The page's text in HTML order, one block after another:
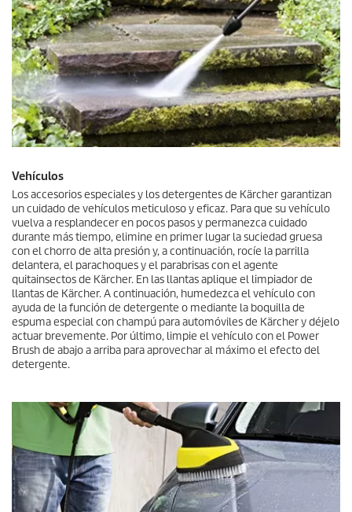
Vehículos
Los accesorios especiales y los detergentes de Kärcher garantizan
un cuidado de vehículos meticuloso y eficaz. Para que su vehículo
vuelva a resplandecer en pocos pasos y permanezca cuidado
durante más tiempo, elimine en primer lugar la suciedad gruesa
con el chorro de alta presión y, a continuación, rocíe la parrilla
delantera, el parachoques y el parabrisas con el agente
quitainsectos de Kärcher. En las llantas aplique el limpiador de
llantas de Kärcher. A continuación, humedezca el vehículo con
ayuda de la función de detergente o mediante la boquilla de
espuma especial con champú para automóviles de Kärcher y déjelo
actuar brevemente. Por último, limpie el vehículo con el Power
Brush de abajo a arriba para aprovechar al máximo el efecto del
detergente.